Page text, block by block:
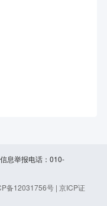
息举报电话：010-
备12031756号 | 京ICP证